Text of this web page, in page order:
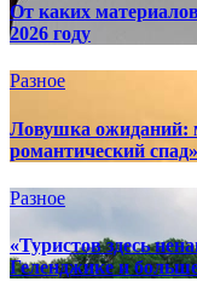
От каких
2026 году
Разное
Ловушка ожиданий:
романтический спад»
Разное
«Туристов здесь
Геленджике и